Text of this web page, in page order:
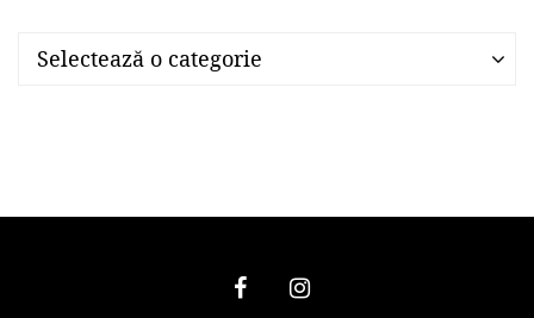
Categorii
Selectează o categorie
Categorii